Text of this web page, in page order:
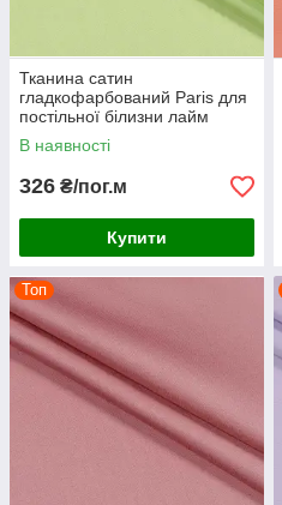
Тканина сатин
гладкофарбований Paris для
постільної білизни лайм
В наявності
326 ₴/пог.м
Купити
Топ